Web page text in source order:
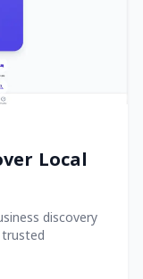
Local
discovery